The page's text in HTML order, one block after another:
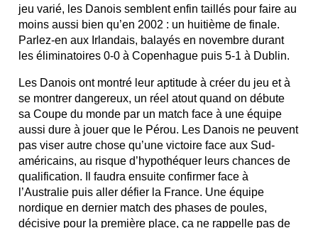
jeu varié, les Danois semblent enfin taillés pour faire au
moins aussi bien qu’en 2002 : un huitième de finale.
Parlez-en aux Irlandais, balayés en novembre durant
les éliminatoires 0-0 à Copenhague puis 5-1 à Dublin.
Les Danois ont montré leur aptitude à créer du jeu et à
se montrer dangereux, un réel atout quand on débute
sa Coupe du monde par un match face à une équipe
aussi dure à jouer que le Pérou. Les Danois ne peuvent
pas viser autre chose qu’une victoire face aux Sud-
américains, au risque d’hypothéquer leurs chances de
qualification. Il faudra ensuite confirmer face à
l’Australie puis aller défier la France. Une équipe
nordique en dernier match des phases de poules,
décisive pour la première place, ça ne rappelle pas de